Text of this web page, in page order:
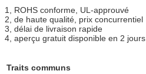
1, ROHS conforme, UL-approuvé
2, de haute qualité, prix concurrentiel
3, délai de livraison rapide
4, aperçu gratuit disponible en 2 jours
Traits communs